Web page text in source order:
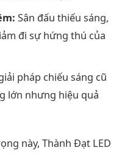
Sân đấu thiếu sáng,
đi sự hứng thú của
pháp chiếu sáng cũ
lớn nhưng hiệu quả
này, Thành Đạt LED